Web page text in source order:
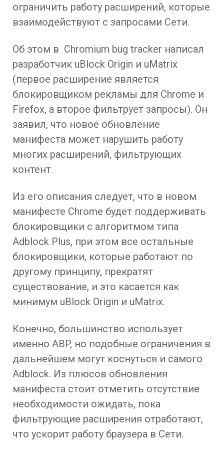
ограничить работу расширений, которые
взаимодействуют с запросами Сети.
Об этом в Chromium bug tracker написал
разработчик uBlock Origin и uMatrix
(первое расширение является
блокировщиком рекламы для Chrome и
Firefox, а второе фильтрует запросы). Он
заявил, что новое обновление
манифеста может нарушить работу
многих расширений, фильтрующих
контент.
Из его описания следует, что в новом
манифесте Chrome будет поддерживать
блокировщики с алгоритмом типа
Adblock Plus, при этом все остальные
блокировщики, которые работают по
другому принципу, прекратят
существование, и это касается как
минимум uBlock Origin и uMatrix.
Конечно, большинство использует
именно ABP, но подобные ограничения в
дальнейшем могут коснуться и самого
Adblock. Из плюсов обновления
манифеста стоит отметить отсутствие
необходимости ожидать, пока
фильтрующие расширения отработают,
что ускорит работу браузера в Сети.